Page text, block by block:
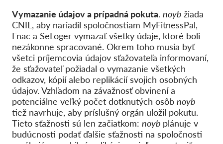
Vymazanie údajov a prípadná pokuta. noyb žiada
CNIL, aby nariadil spoločnostiam MyFitnessPal,
Fnac a SeLoger vymazať všetky údaje, ktoré boli
nezákonne spracované. Okrem toho musia byť
všetci príjemcovia údajov sťažovateľa informovaní,
že sťažovateľ požiadal o vymazanie všetkých
odkazov, kópií alebo replikácií svojich osobných
údajov. Vzhľadom na závažnosť obvinení a
potenciálne veľký počet dotknutých osôb noyb
tiež navrhuje, aby príslušný orgán uložil pokutu.
Tieto sťažnosti sú len začiatkom: noyb plánuje v
budúcnosti podať ďalšie sťažnosti na spoločnosti